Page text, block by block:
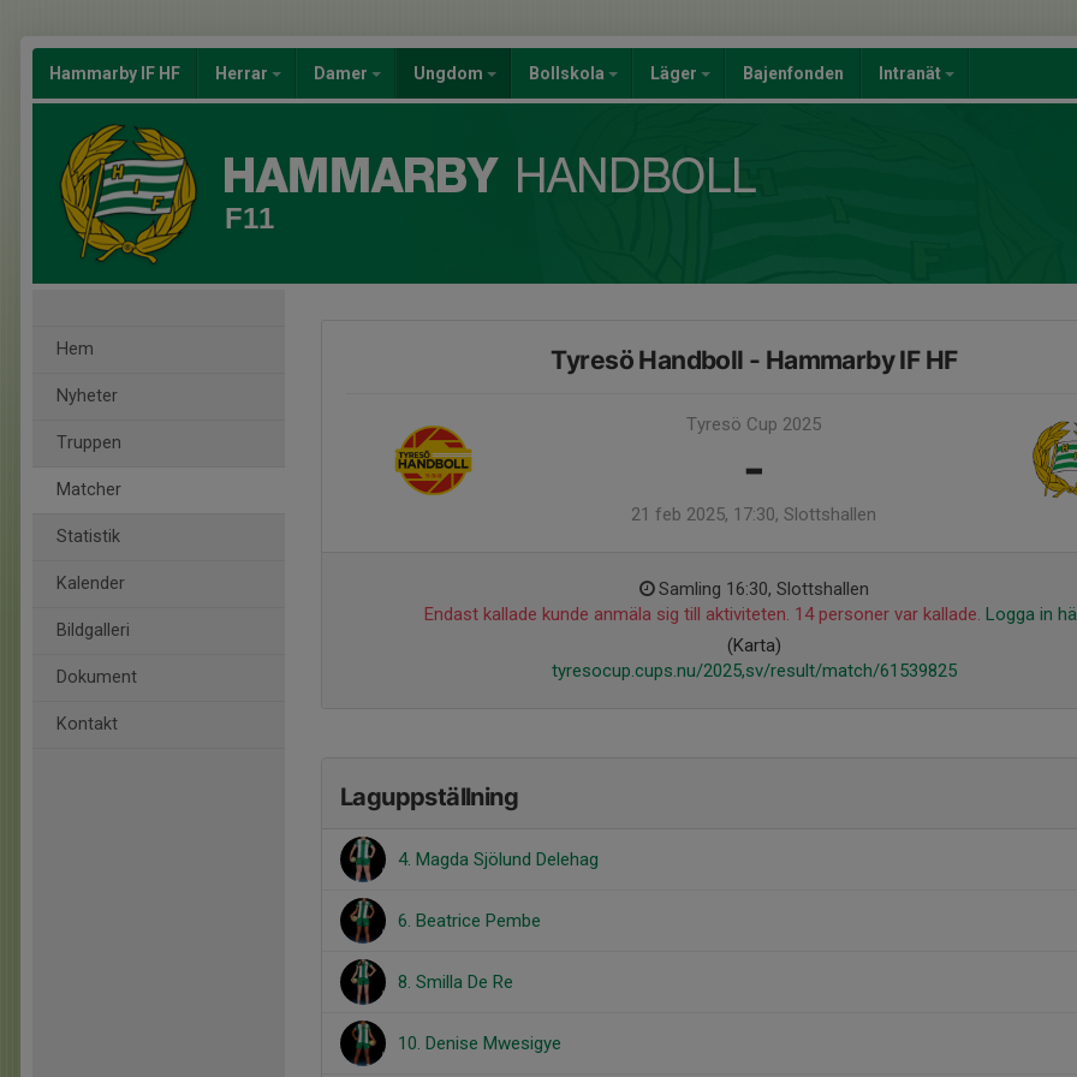
Hammarby IF HF Herrar Damer Ungdom Bollskola Läger Bajenfonden Intranät
F11
Hem
Nyheter
Truppen
Matcher
Statistik
Kalender
Bildgalleri
Dokument
Kontakt
Tyresö Handboll - Hammarby IF HF
Tyresö Cup 2025
-
21 feb 2025, 17:30, Slottshallen
Samling 16:30, Slottshallen
Endast kallade kunde anmäla sig till aktiviteten. 14 personer var kallade. Logga in
(Karta)
tyresocup.cups.nu/2025,sv/result/match/61539825
Laguppställning
4. Magda Sjölund Delehag
6. Beatrice Pembe
8. Smilla De Re
10. Denise Mwesigye